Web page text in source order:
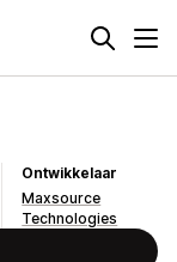
Ontwikkelaar
Maxsource
Technologies